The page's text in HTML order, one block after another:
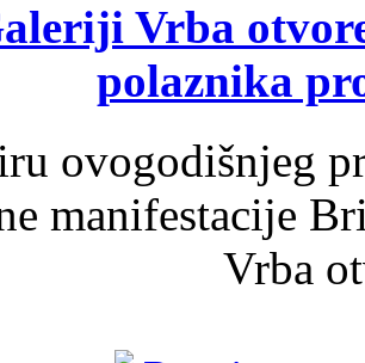
Vrba
polaznika
ovogodišnjeg
manifestacije
Vrba